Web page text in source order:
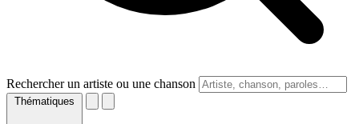
Rechercher un artiste ou une chanson
Thématiques